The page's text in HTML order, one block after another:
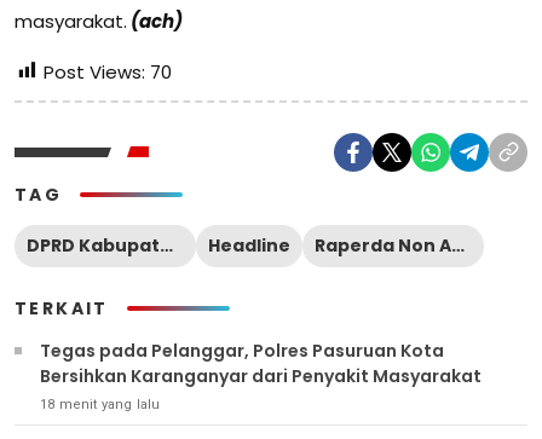
masyarakat. (ach)
Post Views: 70
TAG
DPRD Kabupaten Pasuruan Headline Raperda Non APBD
TERKAIT
‎Tegas pada Pelanggar, Polres Pasuruan Kota
Bersihkan Karanganyar dari Penyakit Masyarakat
18 menit yang lalu